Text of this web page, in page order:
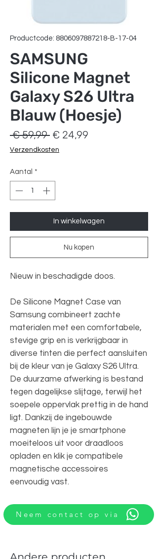
Productcode: 8806097887218-B-17-04
SAMSUNG
Silicone Magnet
Galaxy S26 Ultra
Blauw (Hoesje)
€ 59,99 Normale
prijs
€ 24,99
Verzendkosten
Aantal *
In winkelwagen
Nu kopen
Nieuw in beschadigde doos.
De Silicone Magnet Case van
Samsung combineert zachte
materialen met een comfortabele,
stevige grip en is verkrijgbaar in
diverse tinten die perfect aansluiten
bij de kleur van je Galaxy S26 Ultra.
De duurzame afwerking is bestand
tegen dagelijkse slijtage, terwijl het
soepele oppervlak prettig in de hand
ligt. Dankzij de ingebouwde
magneten lijn je je smartphone
moeiteloos uit voor draadloos
opladen en klik je compatibele
magnetische accessoires
eenvoudig vast.
Neem contact op via
Andere producten